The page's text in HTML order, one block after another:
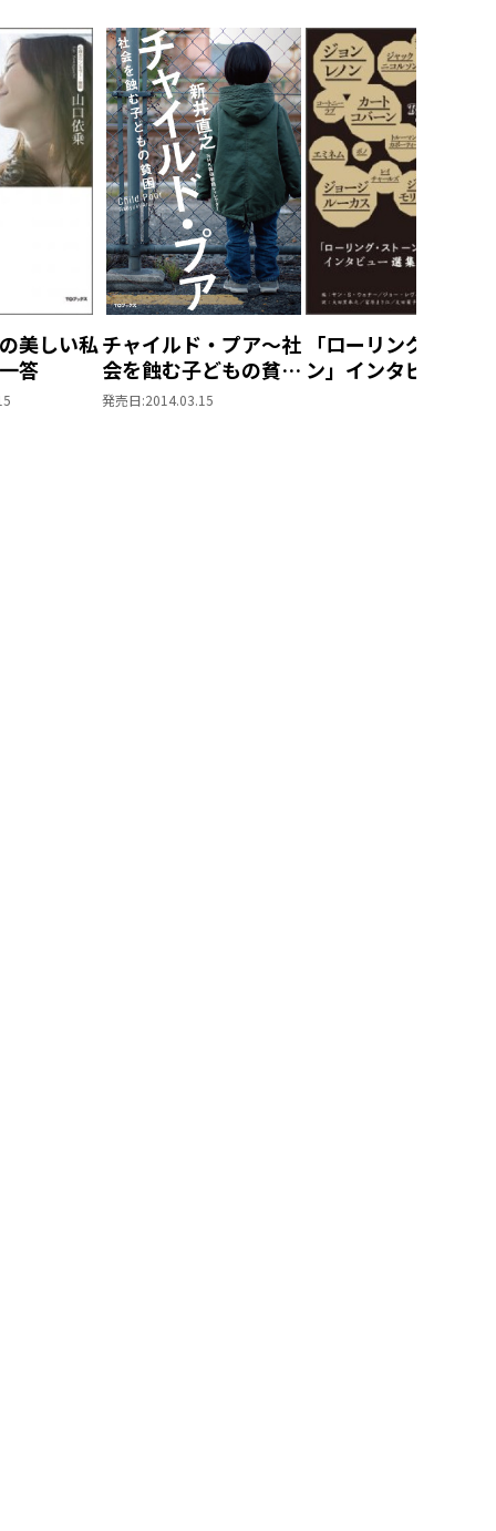
美しい私
答
チャイルド・プア～社
会を蝕む子どもの貧困
～
発売日:2014.03.15
「ローリング・スト
ン」インタビュー選